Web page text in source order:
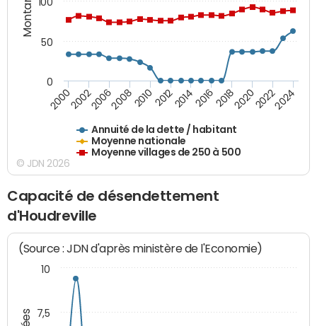
Annuité de la dette / habitant
Moyenne nationale
Moyenne villages de 250 à 500
200020022006200820102012201420162018202020222024
0
50
100
© JDN 2026
Capacité de désendettement
d'Houdreville
(Source : JDN d'après ministère de l'Economie)
7,5
10